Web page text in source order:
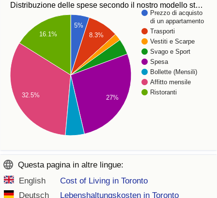
Distribuzione delle spese secondo il nostro modello st…
Prezzo di acquisto
di un appartamento
Trasporti
Vestiti e Scarpe
Svago e Sport
Spesa
Bollette (Mensili)
Affitto mensile
Ristoranti
5%
8.3%
27%
16.1%
32.5%
Questa pagina in altre lingue:
English
Cost of Living in Toronto
Deutsch
Lebenshaltungskosten in Toronto